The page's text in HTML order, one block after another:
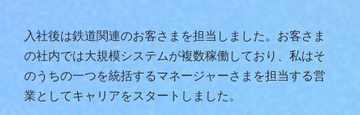
入社後は鉄道関連のお客さまを担当しました。お客さま
の社内では大規模システムが複数稼働しており、私はそ
のうちの一つを統括するマネージャーさまを担当する営
業としてキャリアをスタートしました。